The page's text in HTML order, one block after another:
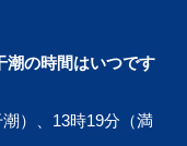
潮の時間はいつです
）、13時19分（満